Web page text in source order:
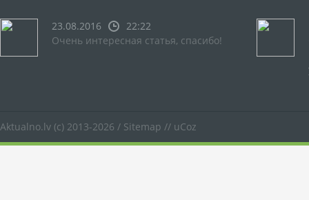
23.08.2016
22:22
Очень интересная статья, спасибо!
Aktualno.lv (c) 2013-2026 / Sitemap // uCoz